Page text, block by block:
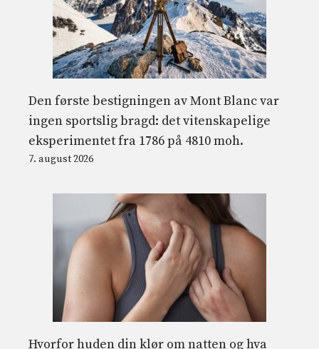
Den første bestigningen av Mont Blanc var
ingen sportslig bragd: det vitenskapelige
eksperimentet fra 1786 på 4810 moh.
7. august 2026
Hvorfor huden din klør om natten og hva